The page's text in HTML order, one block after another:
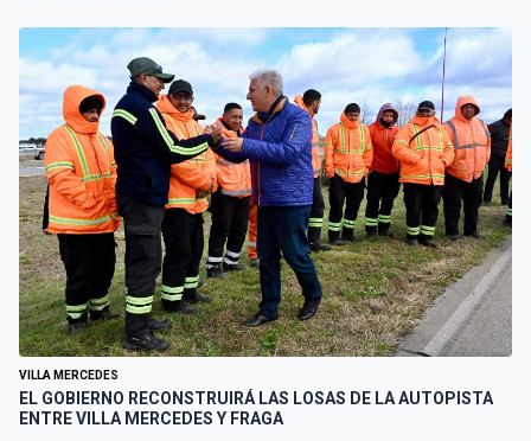
VILLA MERCEDES
EL GOBIERNO RECONSTRUIRÁ LAS LOSAS DE LA AUTOPISTA
ENTRE VILLA MERCEDES Y FRAGA